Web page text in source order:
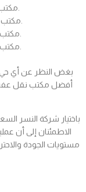
بغض النظر عن أي حي
أفضل مكتب نقل عفش
باختيار شركة النسر
الاطمئنان إلى أن
مستويات الجودة